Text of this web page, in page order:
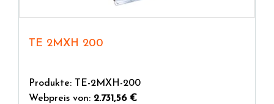
TE 2MXH 200
Produkte: TE-2MXH-200
Webpreis von: 2.731,56 €